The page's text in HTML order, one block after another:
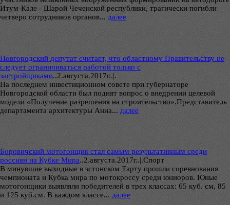
Итум-Кале - Шарой Чеченской республики, трагически погибли
четверо сотрудников органов... далее
Новгородский депутат считает, что областному Правительству не
следует ограничиваться работой только с
застройщиками..2.августа.2017г..|.
На последнем инвестиционном совете при губернаторе
Новгородской области был поднят вопрос о внедрении целевой
модели «Получение разрешения на строительство».Представитель
департамента архитектуры Анна... далее
Боровичский мотогонщик стал самым результативным среди
россиян на Кубке Мира..2.августа.2017г..|.Спорт
В минувшие выходные в эстонском Тарту прошли соревнования
чемпионата и Кубка мира по мотокроссу среди юниоров. Юные
мотогонщики выявляли победителей в трех классах: 65 куб. см, 85
и 125 куб.см. В каждом классе... далее